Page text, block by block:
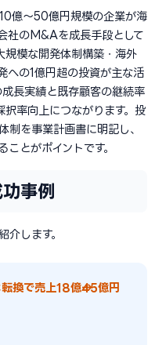
億〜50億円規模の企業が海
社のM&Aを成長手段として
規模な開発体制構築・海外
への1億円超の投資が主な活
長実績と既存顧客の継続率
率向上につながります。投
制を事業計画書に明記し、
とがポイントです。
事例
介します。
換で売上18億→45億円